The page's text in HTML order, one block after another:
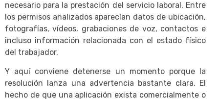
necesario para la prestación del servicio laboral. Entre
los permisos analizados aparecían datos de ubicación,
fotografías, vídeos, grabaciones de voz, contactos e
incluso información relacionada con el estado físico
del trabajador.
Y aquí conviene detenerse un momento porque la
resolución lanza una advertencia bastante clara. El
hecho de que una aplicación exista comercialmente o